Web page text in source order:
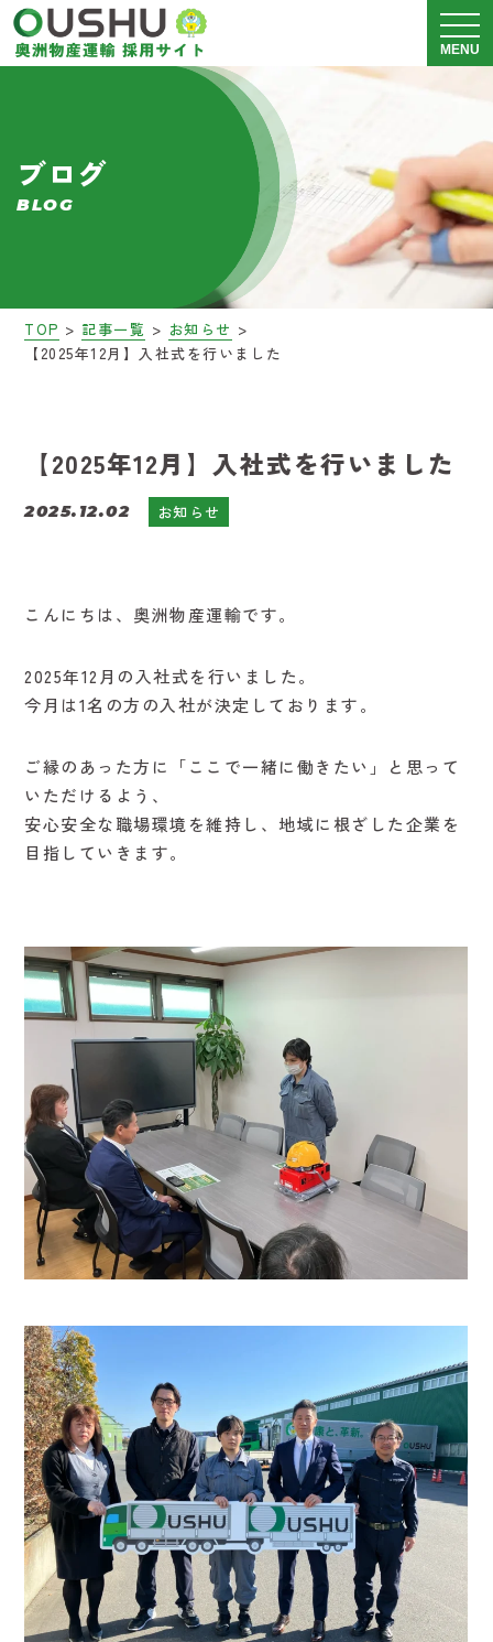
メニ
MENU
運送事業 採用情報
募集要項
ブログ
BLOG
TOP > 記事一覧 > お知らせ >
【2025年12月】入社式を行いました
【2025年12月】入社式を行いました
2025.12.02 お知らせ
こんにちは、奥洲物産運輸です。
2025年12月の入社式を行いました。
今月は1名の方の入社が決定しております。
ご縁のあった方に「ここで一緒に働きたい」と思って
いただけるよう、
安心安全な職場環境を維持し、地域に根ざした企業を
目指していきます。